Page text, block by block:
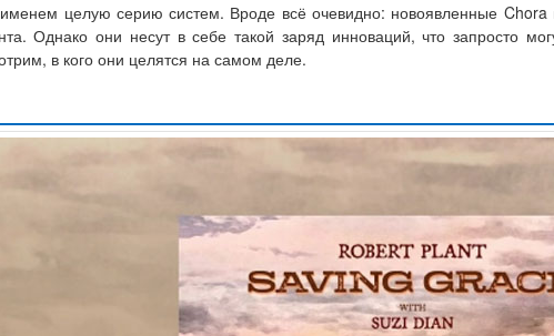
целую серию систем. Вроде всё очевидно: новоявленные Chora
Однако они несут в себе такой заряд инноваций, что запросто
в кого они целятся на самом деле.